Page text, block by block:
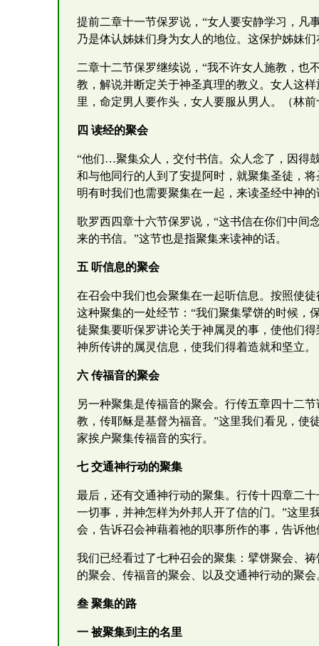
提前二章十一节保罗说，“女人要安静学习，凡
乃是体认姊妹们身为女人的地位。这保护姊妹
二章十二节保罗继续说，“我不许女人施教，也
教，解说并断定关于神圣真理的教义。女人这
里，命定男人要作头，女人要服从男人。（林
四 读经的聚会
“他们…聚集众人，交付书信。众人念了，因得
和与他同行的人到了安提阿时，就聚集圣徒，
明有时我们也需要聚集在一起，来读圣经中神
歌罗西四章十六节保罗说，“这书信在你们中间
来的书信。”这节也是指聚集来读神的话。
五 听信息的聚会
在召会中我们也会聚集在一起听信息。按照使
这种聚集的一处经节：“我们聚集擘饼的时候，
徒聚集要听保罗讲论关于神属灵的事，使他们
神所传讲的属灵信息，使我们得着造就和坚立。
六 传福音的聚会
另一种聚集是传福音的聚会。行传五章四十二
教，传耶稣是基督为福音。”这里我们看见，使
家挨户聚集传福音的实行。
七 交通神行动的聚集
最后，还有交通神行动的聚集。行传十四章二
一切事，并神怎样为外邦人开了信的门。”这里
会，告诉召会神藉着祂的职事所作的事，告诉
我们已经看过了七种召会的聚集：擘饼聚会、
的聚会、传福音的聚会、以及交通神行动的聚
叁 聚集的路
一 被聚集到主的名里